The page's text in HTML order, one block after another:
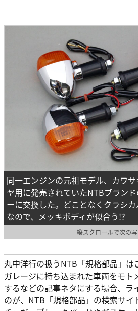
同一エンジンの元祖モデル、カワ
ヤ用に発売されていたNTBブラン
ーに交換した。どことなくクラシ
なので、メッキボディが似合う!?
縦スクロールで次の
丸中洋行の扱うNTB「規格部品」は
ガレージに持ち込まれた車両をモト
するなどの記事ネタにする場合、ラ
のが、NTB「規格部品」の検索サイ